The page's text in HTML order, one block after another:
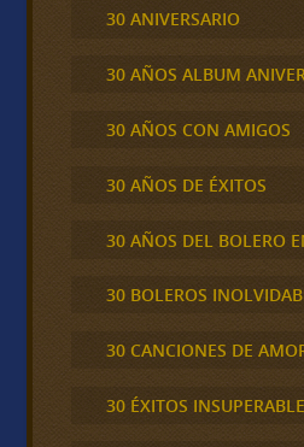
30 ANIVERSARIO
30 AÑOS ALBUM
30 AÑOS CON AMIGOS
30 AÑOS DE ÉXITOS
30 AÑOS DEL BOLERO
30 BOLEROS
30 CANCIONES DE
30 ÉXITOS